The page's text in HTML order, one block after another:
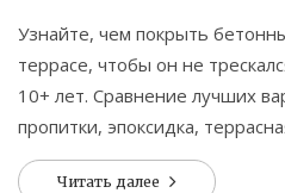
Узнайте, чем покрыть
террасе, чтобы он не
10+ лет. Сравнение лучших
пропитки, эпоксидка,
Читать далее